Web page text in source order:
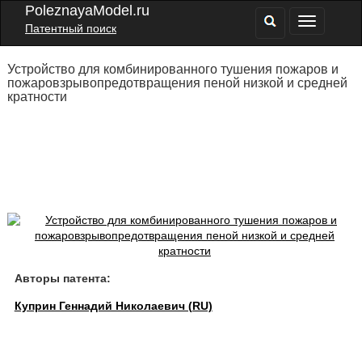
PoleznayaModel.ru
Патентный поиск
Устройство для комбинированного тушения пожаров и
пожаровзрывопредотвращения пеной низкой и средней
кратности
Авторы патента:
Куприн Геннадий Николаевич (RU)